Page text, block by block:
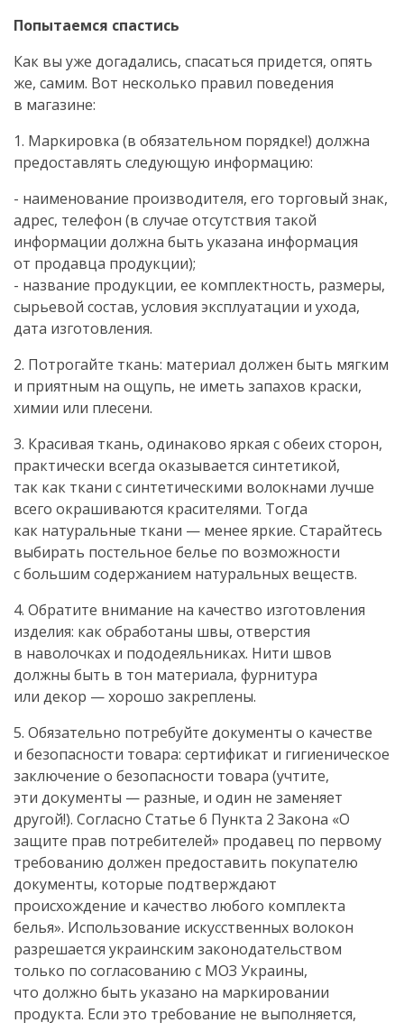
Попытаемся спастись
Как вы уже догадались, спасаться придется, опять
же, самим. Вот несколько правил поведения
в магазине:
1. Маркировка (в обязательном порядке!) должна
предоставлять следующую информацию:
- наименование производителя, его торговый знак,
адрес, телефон (в случае отсутствия такой
информации должна быть указана информация
от продавца продукции);
- название продукции, ее комплектность, размеры,
сырьевой состав, условия эксплуатации и ухода,
дата изготовления.
2. Потрогайте ткань: материал должен быть мягким
и приятным на ощупь, не иметь запахов краски,
химии или плесени.
3. Красивая ткань, одинаково яркая с обеих сторон,
практически всегда оказывается синтетикой,
так как ткани с синтетическими волокнами лучше
всего окрашиваются красителями. Тогда
как натуральные ткани — менее яркие. Старайтесь
выбирать постельное белье по возможности
с большим содержанием натуральных веществ.
4. Обратите внимание на качество изготовления
изделия: как обработаны швы, отверстия
в наволочках и пододеяльниках. Нити швов
должны быть в тон материала, фурнитура
или декор — хорошо закреплены.
5. Обязательно потребуйте документы о качестве
и безопасности товара: сертификат и гигиеническое
заключение о безопасности товара (учтите,
эти документы — разные, и один не заменяет
другой!). Согласно Статье 6 Пункта 2 Закона «О
защите прав потребителей» продавец по первому
требованию должен предоставить покупателю
документы, которые подтверждают
происхождение и качество любого комплекта
белья». Использование искусственных волокон
разрешается украинским законодательством
только по согласованию с МОЗ Украины,
что должно быть указано на маркировании
продукта. Если это требование не выполняется,